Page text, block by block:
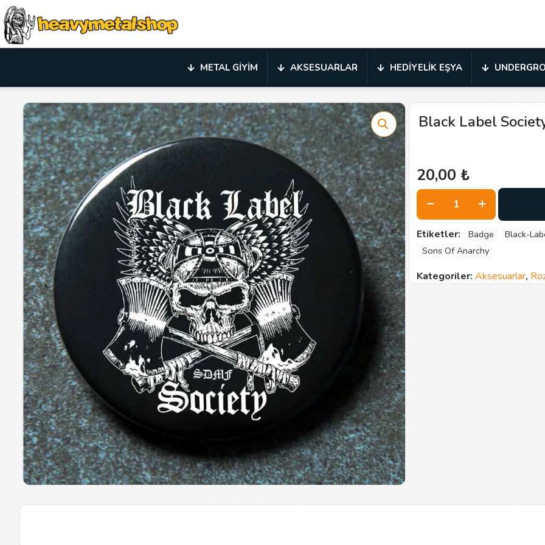
METAL GIYIM AKSESUARLAR HEDIYELIK EŞYA
Black Label
20,00 ₺
Black
Label
Society
Etiketler: Badge
Black-
Sons Of Anarchy
Kategoriler: Aksesuarlar,